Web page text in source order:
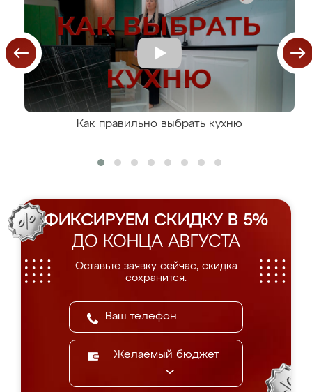
Как правильно выбрать кухню
ФИКСИРУЕМ СКИДКУ В 5%
ДО КОНЦА АВГУСТА
Оставьте заявку сейчас, скидка
сохранится.
Желаемый бюджет